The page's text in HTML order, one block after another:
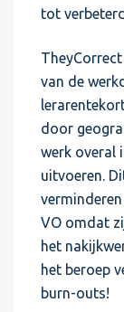
tot
van de
door
werk overal
uitvoeren.
VO omdat
het
het beroep
burn-outs!